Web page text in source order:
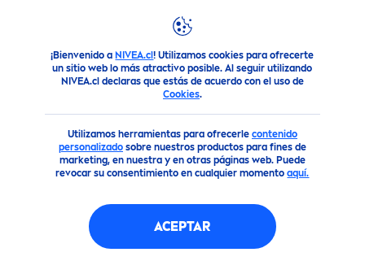
¡Bienvenido a NIVEA.cl! Utilizamos cookies para ofrecerte
un sitio web lo más atractivo posible. Al seguir utilizando
NIVEA.cl declaras que estás de acuerdo con el uso de
Cookies.
Utilizamos herramientas para ofrecerle contenido
personalizadosobre nuestros productos para fines de
marketing, en nuestra y en otras páginas web. Puede
revocar su consentimiento en cualquier momentoaquí.
ACEPTAR
Productos Corporal Desodorantes Spray